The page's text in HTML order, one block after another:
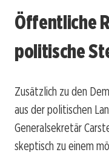
Öffentliche
politische
Zusätzlich zu den
aus der politischen
Generalsekretär
skeptisch zu einem